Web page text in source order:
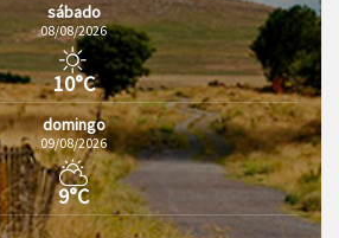
sábado
08/08/2026
10°C
domingo
09/08/2026
9°C